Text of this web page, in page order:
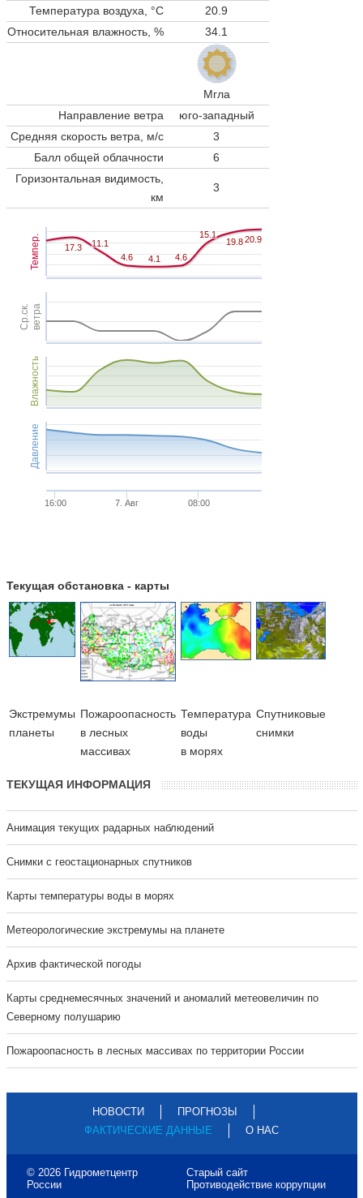
Температура воздуха, °C
20.9
Относительная влажность, %
34.1
Мгла
Направление ветра
юго-западный
Средняя скорость ветра, м/с
3
Балл общей облачности
6
Горизонтальная видимость,
км
3
Темпер.
Ср.ск.ветра
Влажность
Давление
17.3
17.3 11.1
11.1
4.6
4.6 4.1
4.1 4.6
4.6
15.1
15.1
19.8
19.8 20.9
20.9
16:00 7. Авг 08:00
Текущая обстановка - карты
Экстремумы
планеты
Пожароопасность
в лесных
массивах
Температура
воды
в морях
Cпутниковые
снимки
ТЕКУЩАЯ ИНФОРМАЦИЯ
Анимация текущих радарных наблюдений
Cнимки с геостационарных спутников
Карты температуры воды в морях
Метеорологические экстремумы на планете
Архив фактической погоды
Карты среднемесячных значений и аномалий метеовеличин по
Северному полушарию
Пожароопасность в лесных массивах по территории России
НОВОСТИ
ПРОГНОЗЫ
ФАКТИЧЕСКИЕ ДАННЫЕ
О НАС
© 2026 Гидрометцентр
России
Старый сайт
Противодействие коррупции